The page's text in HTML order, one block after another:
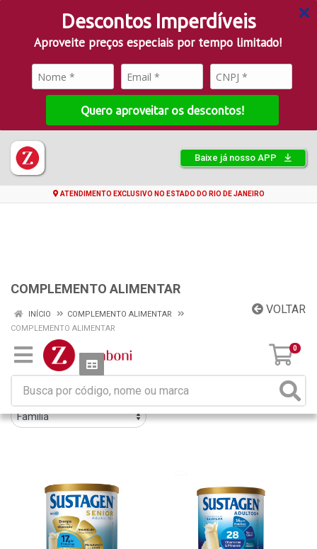
Descontos Imperdíveis
Aproveite preços especiais por tempo limitado!
Quero aproveitar os descontos!
Baixe já nosso APP
ATENDIMENTO EXCLUSIVO NO ESTADO DO RIO DE JANEIRO
0
COMPLEMENTO ALIMENTAR
VOLTAR
INÍCIO
COMPLEMENTO ALIMENTAR
COMPLEMENTO ALIMENTAR
Filtros
11 produtos ordenados por: